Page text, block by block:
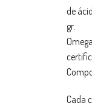
de
gr.
Cada